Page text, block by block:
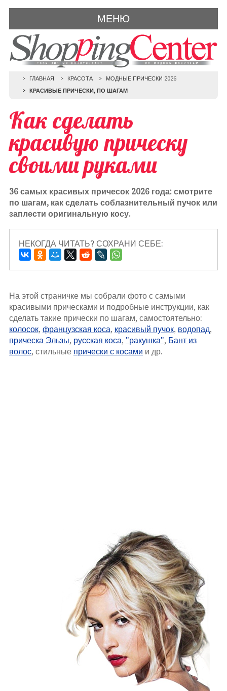
МЕНЮ
ГЛАВНАЯ КРАСОТА
МОДНЫЕ ПРИЧЕСКИ 2026
КРАСИВЫЕ ПРИЧЕСКИ, ПО ШАГАМ
Как сделать
красивую прическу
своими руками
36 самых красивых причесок 2026 года: смотрите
по шагам, как сделать соблазнительный пучок или
заплести оригинальную косу.
НЕКОГДА ЧИТАТЬ? СОХРАНИ СЕБЕ:
На этой страничке мы собрали фото с самыми
красивыми прическами и подробные инструкции, как
сделать такие прически по шагам, самостоятельно:
колосок, французская коса, красивый пучок, водопад,
прическа Эльзы, русская коса, "ракушка", Бант из
волос, стильные прически с косами и др.